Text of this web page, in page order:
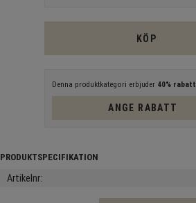
KÖP
Denna produktkategori erbjuder 40% rabatt
ANGE RABATT
Artikelnr